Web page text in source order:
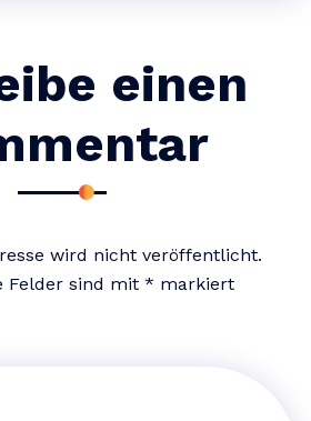
einen
wird nicht veröffentlicht.
Felder sind mit * markiert